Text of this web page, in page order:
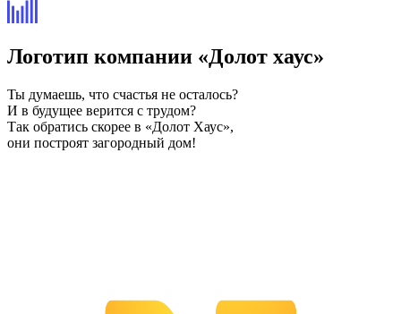
Логотип компании «Долот хаус»
Ты думаешь, что счастья не осталось?
И в будущее верится с трудом?
Так обратись скорее в «Долот Хаус»,
они построят загородный дом!